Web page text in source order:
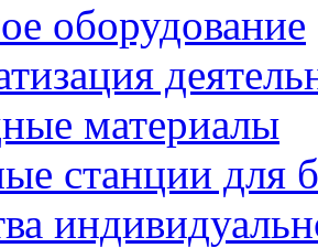
оборудование
материалы
станции для